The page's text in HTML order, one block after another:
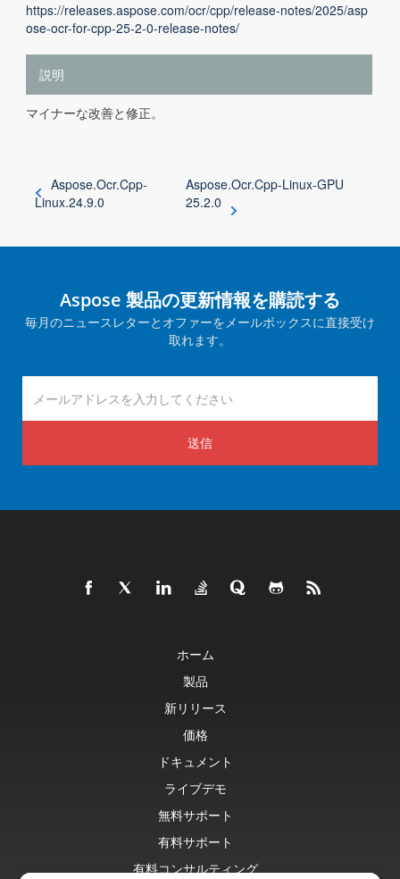
https://releases.aspose.com/ocr/cpp/release-notes/2025/asp
ose-ocr-for-cpp-25-2-0-release-notes/
説明
マイナーな改善と修正。
Aspose.Ocr.Cpp-
Linux.24.9.0
Aspose.Ocr.Cpp-Linux-GPU
25.2.0
Aspose 製品の更新情報を購読する
毎月のニュースレターとオファーをメールボックスに直接受け
取れます。
送信
ホーム
製品
新リリース
価格
ドキュメント
ライブデモ
無料サポート
有料サポート
有料コンサルティング